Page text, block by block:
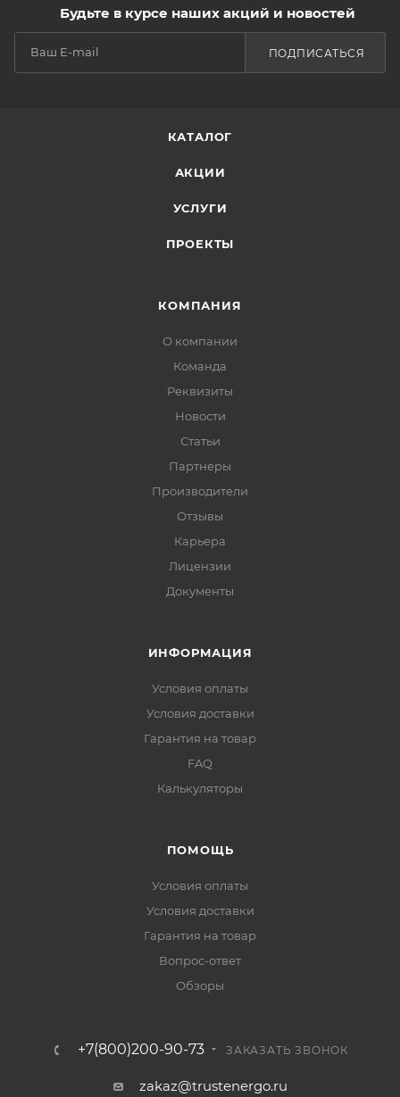
Будьте в курсе наших акций и новостей
ПОДПИСАТЬСЯ
КАТАЛОГ
АКЦИИ
УСЛУГИ
ПРОЕКТЫ
КОМПАНИЯ
О компании
Команда
Реквизиты
Новости
Статьи
Партнеры
Производители
Отзывы
Карьера
Лицензии
Документы
ИНФОРМАЦИЯ
Условия оплаты
Условия доставки
Гарантия на товар
FAQ
Калькуляторы
ПОМОЩЬ
Условия оплаты
Условия доставки
Гарантия на товар
Вопрос-ответ
Обзоры
+7(800)200-90-73 ЗАКАЗАТЬ ЗВОНОК
zakaz@trustenergo.ru